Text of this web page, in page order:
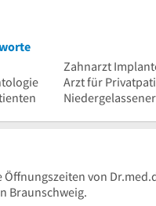
Zahnarzt
Arzt für
Öffnungszeiten von
Braunschweig.